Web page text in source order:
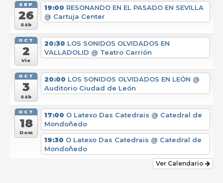
SEP
26
Sáb
19:00 RESONANDO EN EL PASADO EN SEVILLA
@ Cartuja Center
OCT
2
Vie
20:30 LOS SONIDOS OLVIDADOS EN
VALLADOLID @ Teatro Carrión
OCT
3
Sáb
20:00 LOS SONIDOS OLVIDADOS EN LEÓN @
Auditorio Ciudad de León
OCT
18
Dom
17:00 O Latexo Das Catedrais @ Catedral de
Mondoñedo
19:30 O Latexo Das Catedrais @ Catedral de
Mondoñedo
Ver Calendario